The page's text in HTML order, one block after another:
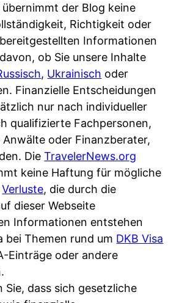
der Blog keine
Richtigkeit oder
Informationen
ob Sie unsere Inhalte
, Ukrainisch oder
Finanzielle Entscheidungen
nur nach individueller
qualifizierte Fachpersonen,
Anwälte oder Finanzberater,
DieTravelerNews.org
keine Haftung für mögliche
Verluste, die durch die
dieser Webseite
Informationen entstehen
bei Themen rund um DKB Visa
Einträge oder andere
Sie, dass sich gesetzliche